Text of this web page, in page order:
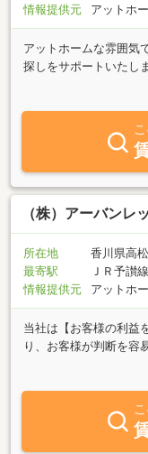
情報提供元
アットホ
アットホームな雰囲気
探しをサポートいたし
応しておりますので、
連れてのご相談や、お
いませ。初めてのお一
ご転居、どんなお客様
します☆まずはLINEや
様からのお問い合わせ
（株）アーバンレ
所在地
香川県高
最寄駅
ＪＲ予讃
情報提供元
アットホ
当社は【お客様の利益
り、お客様が判断を容
うことを得意としてお